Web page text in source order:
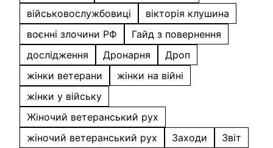
військовослужбовиці
вікторія клушина
воєнні злочини РФ
Гайд з повернення
дослідження
Дронарня
Дроп
жінки ветерани
жінки на війні
жінки у війську
Жіночий ветеранський рух
жіночий ветеранський рух
Заходи
Звіт